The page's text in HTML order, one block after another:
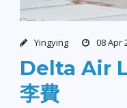
Yingying 08 Apr
Delta Air
李費